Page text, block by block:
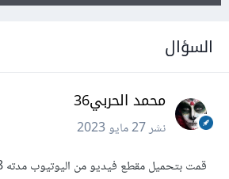
السؤال
محمد الحربي36
نشر27 مايو 2023